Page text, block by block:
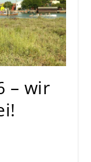
– wir